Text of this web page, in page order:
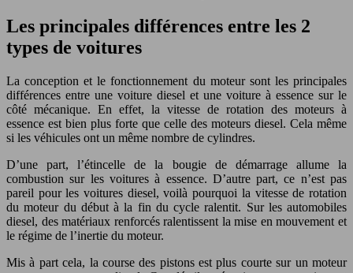
Les principales différences entre les 2
types de voitures
La conception et le fonctionnement du moteur sont les principales
différences entre une voiture diesel et une voiture à essence sur le
côté mécanique. En effet, la vitesse de rotation des moteurs à
essence est bien plus forte que celle des moteurs diesel. Cela même
si les véhicules ont un même nombre de cylindres.
D’une part, l’étincelle de la bougie de démarrage allume la
combustion sur les voitures à essence. D’autre part, ce n’est pas
pareil pour les voitures diesel, voilà pourquoi la vitesse de rotation
du moteur du début à la fin du cycle ralentit. Sur les automobiles
diesel, des matériaux renforcés ralentissent la mise en mouvement et
le régime de l’inertie du moteur.
Mis à part cela, la course des pistons est plus courte sur un moteur